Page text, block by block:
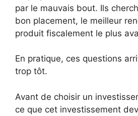
par le mauvais bout. Ils
bon placement, le meilleur
produit fiscalement le plus
En pratique, ces questions
trop tôt.
Avant de choisir un
ce que cet investissement